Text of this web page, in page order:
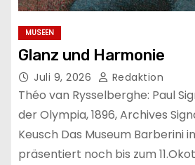
MUSEEN
Glanz und Harmonie
Juli 9, 2026 Redaktion
Théo van Rysselberghe: Paul
der Olympia, 1896, Archives
Keusch Das Museum Barberini
präsentiert noch bis zum